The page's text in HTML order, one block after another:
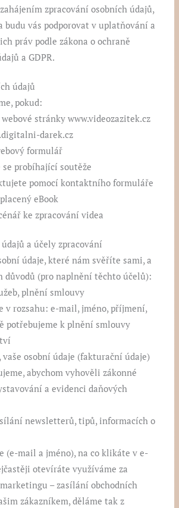
zpracování osobních údajů,
budu vás podporovat v uplatňování a
práv podle zákona o ochraně
a GDPR.
údajů
pokud:
stránky www.videozazitek.cz
darek.cz
formulář
probíhající soutěže
pomocí kontaktního formuláře
eBook
ke zpracování videa
a účely zpracování
údaje, které nám svěříte sami, a
důvodů (pro naplnění těchto účelů):
plnění smlouvy
v rozsahu: e-mail, jméno, příjmení,
potřebujeme k plnění smlouvy
osobní údaje (fakturační údaje)
abychom vyhověli zákonné
a evidenci daňových
newsletterů, tipů, informacích o
(e-mail a jméno), na co klikáte v e-
otevíráte využíváme za
– zasílání obchodních
zákazníkem, děláme tak z